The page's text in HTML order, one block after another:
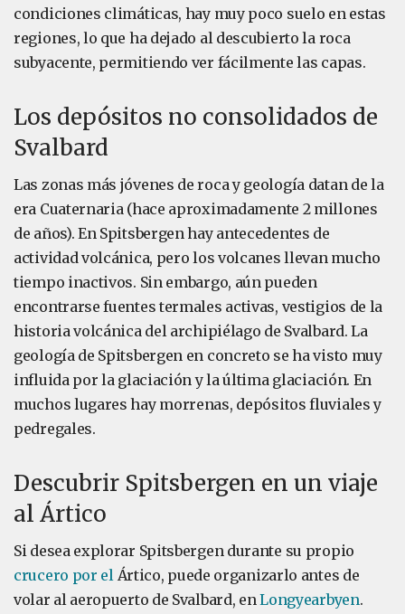
condiciones climáticas, hay muy poco suelo en estas
regiones, lo que ha dejado al descubierto la roca
subyacente, permitiendo ver fácilmente las capas.
Los depósitos no consolidados de
Svalbard
Las zonas más jóvenes de roca y geología datan de la
era Cuaternaria (hace aproximadamente 2 millones
de años). En Spitsbergen hay antecedentes de
actividad volcánica, pero los volcanes llevan mucho
tiempo inactivos. Sin embargo, aún pueden
encontrarse fuentes termales activas, vestigios de la
historia volcánica del archipiélago de Svalbard. La
geología de Spitsbergen en concreto se ha visto muy
influida por la glaciación y la última glaciación. En
muchos lugares hay morrenas, depósitos fluviales y
pedregales.
Descubrir Spitsbergen en un viaje
al Ártico
Si desea explorar Spitsbergen durante su propio
crucero por elÁrtico, puede organizarlo antes de
volar al aeropuerto de Svalbard, enLongyearbyen.